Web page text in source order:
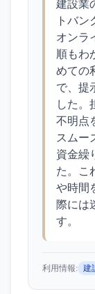
建設業
トバ
オンラ
順もわ
めての
で、提
した。
不明点
スムー
資金繰
た。こ
や時間
際には
す。
利用情報: 建